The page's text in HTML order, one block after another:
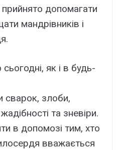
допомагати
мандрівників і
як і в будь-
сварок, злоби,
та зневіри.
в допомозі тим, хто
вважається